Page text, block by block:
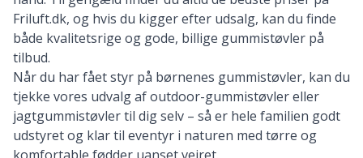
Friluft.dk, og hvis du kigger efter udsalg, kan du finde
både kvalitetsrige og gode, billige gummistøvler på
tilbud.
Når du har fået styr på børnenes gummistøvler, kan du
tjekke vores udvalg afoutdoor-gummistøvlereller
jagtgummistøvlertil dig selv – så er hele familien godt
udstyret og klar til eventyr i naturen med tørre og